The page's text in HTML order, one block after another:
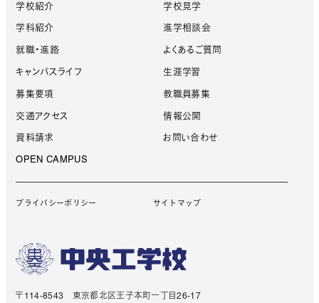
学校紹介
学科紹介
就職・進路
キャンパスライフ
募集要項
交通アクセス
資料請求
OPEN CAMPUS
学校見学
進学相談会
よくあるご質問
生涯学習
教職員募集
情報公開
お問い合わせ
プライバシーポリシー サイトマップ
〒114-8543 東京都北区王子本町一丁目26-17